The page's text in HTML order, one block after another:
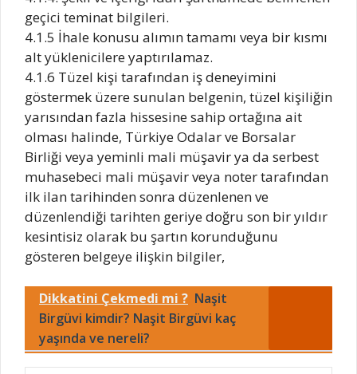
geçici teminat bilgileri.
4.1.5 İhale konusu alımın tamamı veya bir kısmı
alt yüklenicilere yaptırılamaz.
4.1.6 Tüzel kişi tarafından iş deneyimini
göstermek üzere sunulan belgenin, tüzel kişiliğin
yarısından fazla hissesine sahip ortağına ait
olması halinde, Türkiye Odalar ve Borsalar
Birliği veya yeminli mali müşavir ya da serbest
muhasebeci mali müşavir veya noter tarafından
ilk ilan tarihinden sonra düzenlenen ve
düzenlendiği tarihten geriye doğru son bir yıldır
kesintisiz olarak bu şartın korunduğunu
gösteren belgeye ilişkin bilgiler,
Dikkatini Çekmedi mi ? Naşit
Birgüvi kimdir? Naşit Birgüvi kaç
yaşında ve nereli?